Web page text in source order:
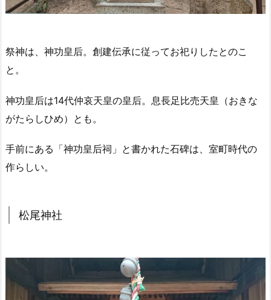
祭神は、神功皇后。創建伝承に従ってお祀りしたとのこ
と。
神功皇后は14代仲哀天皇の皇后。息長足比売天皇（おきな
がたらしひめ）とも。
手前にある「神功皇后祠」と書かれた石碑は、室町時代の
作らしい。
松尾神社